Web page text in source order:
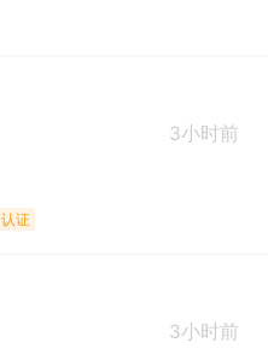
3小时前
认证
3小时前